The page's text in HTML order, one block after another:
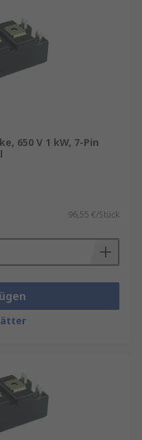
650 V 1 kW, 7-Pin
96,55 €/Stück